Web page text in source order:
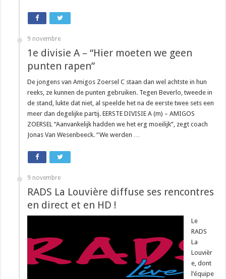
9 novembre
1e divisie A – “Hier moeten we geen
punten rapen”
De jongens van Amigos Zoersel C staan dan wel achtste in hun
reeks, ze kunnen de punten gebruiken. Tegen Beverlo, tweede in
de stand, lukte dat niet, al speelde het na de eerste twee sets een
meer dan degelijke partij. EERSTE DIVISIE A (m) – AMIGOS
ZOERSEL “Aanvankelijk hadden we het erg moeilijk”, zegt coach
Jonas Van Wesenbeeck. “We werden …
9 novembre
RADS La Louvière diffuse ses rencontres
en direct et en HD !
Le
RADS
La
Louvièr
e, dont
l’équipe